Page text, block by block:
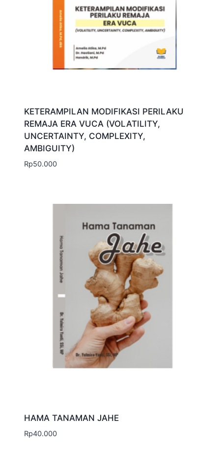
KETERAMPILAN MODIFIKASI PERILAKU
REMAJA ERA VUCA (VOLATILITY,
UNCERTAINTY, COMPLEXITY,
AMBIGUITY)
Rp50.000
HAMA TANAMAN JAHE
Rp40.000